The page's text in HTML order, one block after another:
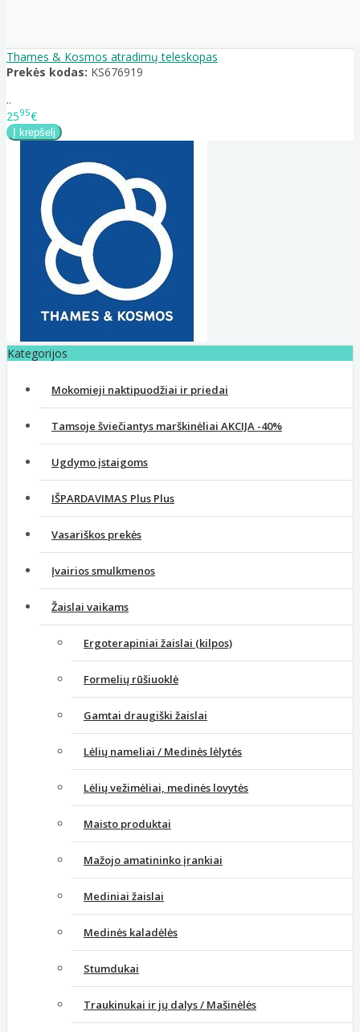
Thames & Kosmos atradimų teleskopas
Prekės kodas: KS676919
..
2595€
Kategorijos
Mokomieji naktipuodžiai ir priedai
Tamsoje šviečiantys marškinėliai AKCIJA -40%
Ugdymo įstaigoms
IŠPARDAVIMAS Plus Plus
Vasariškos prekės
Įvairios smulkmenos
Žaislai vaikams
Ergoterapiniai žaislai (kilpos)
Formelių rūšiuoklė
Gamtai draugiški žaislai
Lėlių nameliai / Medinės lėlytės
Lėlių vežimėliai, medinės lovytės
Maisto produktai
Mažojo amatininko įrankiai
Mediniai žaislai
Medinės kaladėlės
Stumdukai
Traukinukai ir jų dalys / Mašinėlės